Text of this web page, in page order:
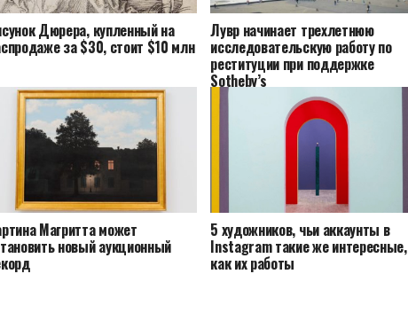
Дюрера, купленный на
за $30, стоит $10 млн
Лувр начинает трехлетнюю
исследовательскую работу по
реституции при поддержке
Sotheby’s
Магритта может
новый аукционный
5 художников, чьи аккаунты в
Instagram такие же интересные,
как их работы